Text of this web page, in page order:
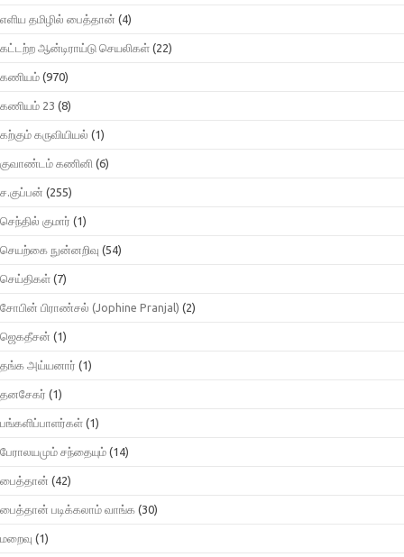
எளிய தமிழில் பைத்தான் (4)
கட்டற்ற ஆன்டிராய்டு செயலிகள் (22)
கணியம் (970)
கணியம் 23 (8)
கற்கும் கருவியியல் (1)
குவாண்டம் கணினி (6)
ச.குப்பன் (255)
செந்தில் குமார் (1)
செயற்கை நுன்னறிவு (54)
செய்திகள் (7)
சோபின் பிராண்சல் (Jophine Pranjal) (2)
ஜெகதீசன் (1)
தங்க அய்யனார் (1)
தனசேகர் (1)
பங்களிப்பாளர்கள் (1)
பேராலயமும் சந்தையும் (14)
பைத்தான் (42)
பைத்தான் படிக்கலாம் வாங்க (30)
மறைவு (1)